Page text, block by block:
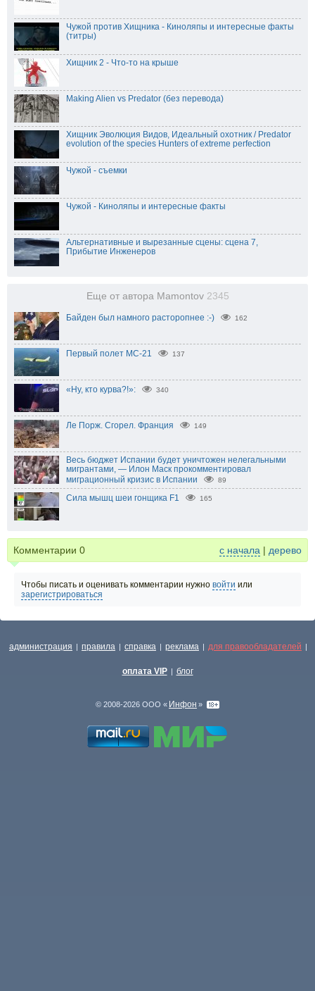
Чужой против Хищника - Киноляпы и интересные факты
(титры)
Хищник 2 - Что-то на крыше
Making Alien vs Predator (без перевода)
Хищник Эволюция Видов, Идеальный охотник / Predator
evolution of the species Hunters of extreme perfection
Чужой - съемки
Чужой - Киноляпы и интересные факты
Альтернативные и вырезанные сцены: сцена 7,
Прибытие Инженеров
Еще от автора Mamontov 2345
Байден был намного расторопнее :-) 162
Первый полет МС-21 137
«Ну, кто курва?!»: 340
Ле Порж. Сгорел. Франция 149
Весь бюджет Испании будет уничтожен нелегальными
мигрантами, — Илон Маск прокомментировал
миграционный кризис в Испании
89
Сила мышц шеи гонщика F1 165
Комментарии 0 с начала | дерево
Чтобы писать и оценивать комментарии нужно войти или
зарегистрироваться
администрация | правила | справка | реклама | для правообладателей |
оплата VIP | блог
© 2008-2026 ООО « Инфон »